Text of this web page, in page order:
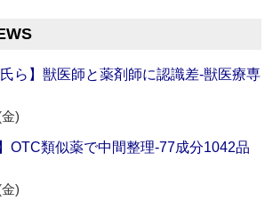
氏ら】獣医師と薬剤師に認識差‐獣医療専
)
OTC類似薬で中間整理‐77成分1042品
)